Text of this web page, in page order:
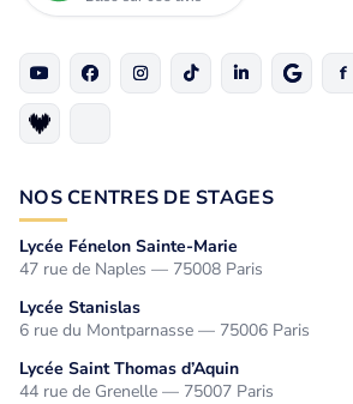
NOS CENTRES DE STAGES
Lycée Fénelon Sainte-Marie
47 rue de Naples — 75008 Paris
Lycée Stanislas
6 rue du Montparnasse — 75006 Paris
Lycée Saint Thomas d’Aquin
44 rue de Grenelle — 75007 Paris